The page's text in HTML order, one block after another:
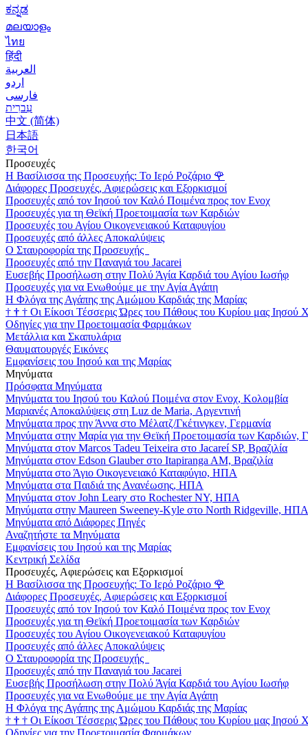
ಕನ್ನಡ
മലയാളം
ไทย
हिंदी
العربية
اردو
فارسی
עִברִית
中文 (简体)
日本語
한국어
Προσευχές
Η Βασίλισσα της Προσευχής: Το Ιερό Ροζάριο 🌹
Διάφορες Προσευχές, Αφιερώσεις και Εξορκισμοί
Προσευχές από τον Ιησού τον Καλό Ποιμένα προς τον Ενοχ
Προσευχές για τη Θεϊκή Προετοιμασία των Καρδιών
Προσευχές του Αγίου Οικογενειακού Καταφυγίου
Προσευχές από άλλες Αποκαλύψεις
Ο Σταυροφορία της Προσευχής
Προσευχές από την Παναγιά του Jacarei
Ευσεβής Προσήλωση στην Πολύ Άγία Καρδιά του Αγίου Ιωσήφ
Προσευχές για να Ενωθούμε με την Αγία Αγάπη
Η Φλόγα της Αγάπης της Αμώμου Καρδιάς της Μαρίας
† † † Οι Είκοσι Τέσσερις Ώρες του Πάθους του Κυρίου μας Ιησού
Οδηγίες για την Προετοιμασία Φαρμάκων
Μετάλλια και Σκαπυλάρια
Θαυματουργές Εικόνες
Εμφανίσεις του Ιησού και της Μαρίας
Μηνύματα
Πρόσφατα Μηνύματα
Μηνύματα του Ιησού του Καλού Ποιμένα στον Ενοχ, Κολομβία
Μαριανές Αποκαλύψεις στη Luz de Maria, Αργεντινή
Μηνύματα προς την Άννα στο Μέλατζ/Γκέτινγκεν, Γερμανία
Μηνύματα στην Μαρία για την Θεϊκή Προετοιμασία των Καρδιών,
Μηνύματα στον Marcos Tadeu Teixeira στο Jacareí SP, Βραζιλία
Μηνύματα στον Edson Glauber στο Itapiranga AM, Βραζιλία
Μηνύματα στο Άγιο Οικογενειακό Καταφύγιο, ΗΠΑ
Μηνύματα στα Παιδιά της Ανανέωσης, ΗΠΑ
Μηνύματα στον John Leary στο Rochester NY, ΗΠΑ
Μηνύματα στην Maureen Sweeney-Kyle στο North Ridgeville, ΗΠΑ
Μηνύματα από Διάφορες Πηγές
Αναζητήστε τα Μηνύματα
Εμφανίσεις του Ιησού και της Μαρίας
Κεντρική Σελίδα
Προσευχές, Αφιερώσεις και Εξορκισμοί
Η Βασίλισσα της Προσευχής: Το Ιερό Ροζάριο 🌹
Διάφορες Προσευχές, Αφιερώσεις και Εξορκισμοί
Προσευχές από τον Ιησού τον Καλό Ποιμένα προς τον Ενοχ
Προσευχές για τη Θεϊκή Προετοιμασία των Καρδιών
Προσευχές του Αγίου Οικογενειακού Καταφυγίου
Προσευχές από άλλες Αποκαλύψεις
Ο Σταυροφορία της Προσευχής
Προσευχές από την Παναγιά του Jacarei
Ευσεβής Προσήλωση στην Πολύ Άγία Καρδιά του Αγίου Ιωσήφ
Προσευχές για να Ενωθούμε με την Αγία Αγάπη
Η Φλόγα της Αγάπης της Αμώμου Καρδιάς της Μαρίας
† † † Οι Είκοσι Τέσσερις Ώρες του Πάθους του Κυρίου μας Ιησού
Οδηγίες για την Προετοιμασία Φαρμάκων